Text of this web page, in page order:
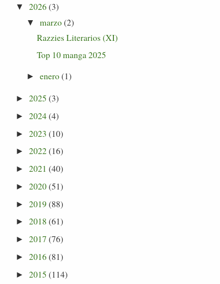
▼ 2026(3)
▼ marzo(2)
Razzies Literarios (XI)
Top 10 manga 2025
► enero(1)
►2025 (3)
►2024(4)
►2023 (10)
►2022(16)
►2021 (40)
►2020(51)
►2019 (88)
►2018 (61)
►2017 (76)
►2016(81)
►2015 (114)